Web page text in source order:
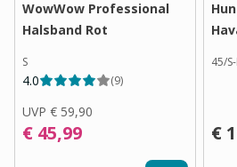
WowWow Professional
Halsband Rot
S
4.0 (9)
UVP € 59,90
€ 45,99
45/
€